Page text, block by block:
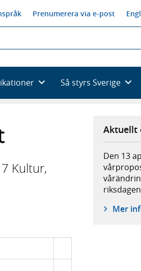
Prenumerera via e-post
Så styrs Sverige
Kultur,
Aktuellt
Den 13
Mer